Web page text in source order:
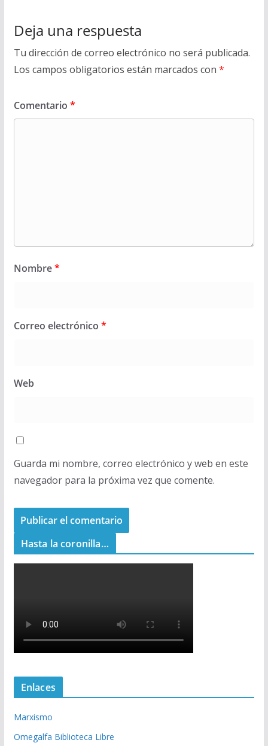
Deja una respuesta
Tu dirección de correo electrónico no será publicada.
Los campos obligatorios están marcados con *
Comentario *
Nombre*
Correo electrónico *
Web
Guarda mi nombre, correo electrónico y web en este
navegador para la próxima vez que comente.
Hasta la coronilla…
Enlaces
Marxismo
Omegalfa Biblioteca Libre